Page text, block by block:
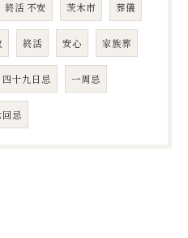
終活 不安 茨木市 葬儀
終活 安心 家族葬
四十九日忌 ​一周忌
回忌